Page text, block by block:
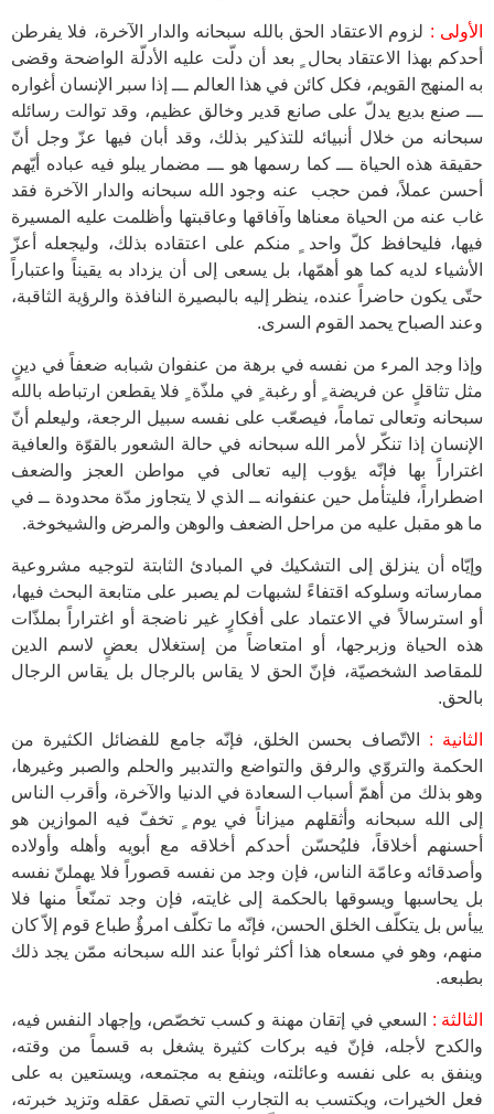
الأولى : لزوم الاعتقاد الحق بالله سبحانه والدار الآخرة، فلا يفرطن
أحدكم بهذا الاعتقاد بحال ٍ بعد أن دلّت عليه الأدلّة الواضحة وقضى
به المنهج القويم، فكل كائن في هذا العالم ـــ إذا سبر الإنسان أغواره
ـــ صنع بديع يدلّ على صانع قدير وخالق عظيم، وقد توالت رسائله
سبحانه من خلال أنبيائه للتذكير بذلك، وقد أبان فيها عزّ وجل أنّ
حقيقة هذه الحياة ـــ كما رسمها هو ـــ مضمار يبلو فيه عباده أيّهم
أحسن عملاً، فمن حجب عنه وجود الله سبحانه والدار الآخرة فقد
غاب عنه من الحياة معناها وآفاقها وعاقبتها وأظلمت عليه المسيرة
فيها، فليحافظ كلّ واحد ٍ منكم على اعتقاده بذلك، وليجعله أعزّ
الأشياء لديه كما هو أهمّها، بل يسعى إلى أن يزداد به يقيناً واعتباراً
حتّى يكون حاضراً عنده، ينظر إليه بالبصيرة النافذة والرؤية الثاقبة،
وعند الصباح يحمد القوم السرى.
وإذا وجد المرء من نفسه في برهة من عنفوان شبابه ضعفاً في دينٍ
مثل تثاقلٍ عن فريضة ٍ أو رغبة ٍ في ملذّة ٍ فلا يقطعن ارتباطه بالله
سبحانه وتعالى تماماً، فيصعّب على نفسه سبيل الرجعة، وليعلم أنّ
الإنسان إذا تنكّر لأمر الله سبحانه في حالة الشعور بالقوّة والعافية
اغتراراً بها فإنّه يؤوب إليه تعالى في مواطن العجز والضعف
اضطراراً، فليتأمل حين عنفوانه ــ الذي لا يتجاوز مدّة محدودة ــ في
ما هو مقبل عليه من مراحل الضعف والوهن والمرض والشيخوخة.
وإيّاه أن ينزلق إلى التشكيك في المبادئ الثابتة لتوجيه مشروعية
ممارساته وسلوكه اقتفاءً لشبهات لم يصبر على متابعة البحث فيها،
أو استرسالاً في الاعتماد على أفكارٍ غير ناضجة أو اغتراراً بملذّات
هذه الحياة وزبرجها، أو امتعاضاً من إستغلال بعضٍ لاسم الدين
للمقاصد الشخصيّة، فإنّ الحق لا يقاس بالرجال بل يقاس الرجال
بالحق.
الثانية : الاتّصاف بحسن الخلق، فإنّه جامع للفضائل الكثيرة من
الحكمة والتروّي والرفق والتواضع والتدبير والحلم والصبر وغيرها،
وهو بذلك من أهمّ أسباب السعادة في الدنيا والآخرة، وأقرب الناس
إلى الله سبحانه وأثقلهم ميزاناً في يوم ٍ تخفّ فيه الموازين هو
أحسنهم أخلاقاً، فليُحسّن أحدكم أخلاقه مع أبويه وأهله وأولاده
وأصدقائه وعامّة الناس، فإن وجد من نفسه قصوراً فلا يهملنّ نفسه
بل يحاسبها ويسوقها بالحكمة إلى غايته، فإن وجد تمنّعاً منها فلا
ييأس بل يتكلّف الخلق الحسن، فإنّه ما تكلّف امرؤٌ طباع قوم إلاّ كان
منهم، وهو في مسعاه هذا أكثر ثواباً عند الله سبحانه ممّن يجد ذلك
بطبعه.
الثالثة : السعي في إتقان مهنة و كسب تخصّص، وإجهاد النفس فيه،
والكدح لأجله، فإنّ فيه بركات كثيرة يشغل به قسماً من وقته،
وينفق به على نفسه وعائلته، وينفع به مجتمعه، ويستعين به على
فعل الخيرات، ويكتسب به التجارب التي تصقل عقله وتزيد خبرته،